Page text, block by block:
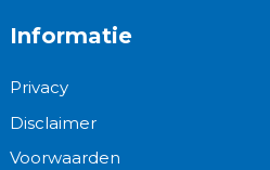
Informatie
Privacy
Disclaimer
Voorwaarden